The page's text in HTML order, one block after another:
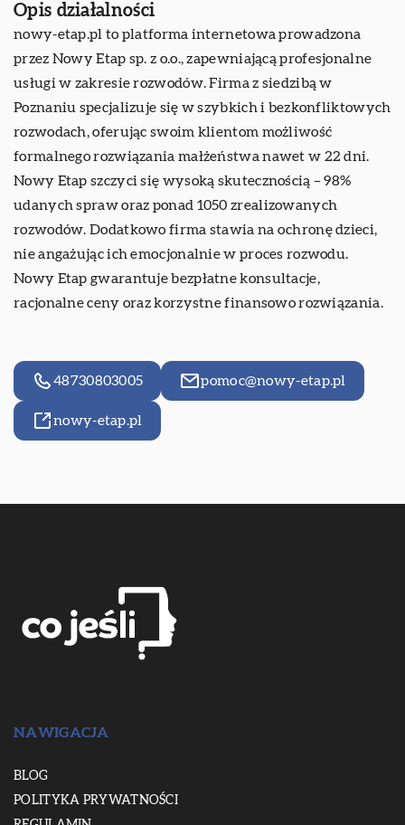
Opis działalności
nowy-etap.pl to platforma internetowa prowadzona
przez Nowy Etap sp. z o.o., zapewniającą profesjonalne
usługi w zakresie rozwodów. Firma z siedzibą w
Poznaniu specjalizuje się w szybkich i bezkonfliktowych
rozwodach, oferując swoim klientom możliwość
formalnego rozwiązania małżeństwa nawet w 22 dni.
Nowy Etap szczyci się wysoką skutecznością – 98%
udanych spraw oraz ponad 1050 zrealizowanych
rozwodów. Dodatkowo firma stawia na ochronę dzieci,
nie angażując ich emocjonalnie w proces rozwodu.
Nowy Etap gwarantuje bezpłatne konsultacje,
racjonalne ceny oraz korzystne finansowo rozwiązania.
48730803005 pomoc@nowy-etap.pl
nowy-etap.pl
NAWIGACJA
BLOG
POLITYKA PRYWATNOŚCI